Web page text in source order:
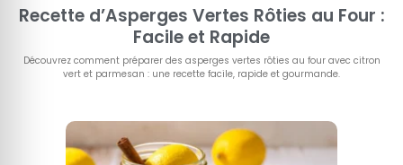
Recette d’Asperges Vertes Rôties au Four :
Facile et Rapide
Découvrez comment préparer des asperges vertes rôties au four avec citron
vert et parmesan : une recette facile, rapide et gourmande.